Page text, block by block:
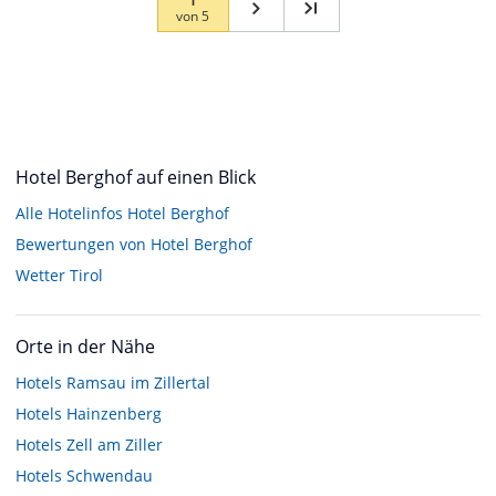
von5
Hotel Berghof auf einen Blick
Alle Hotelinfos Hotel Berghof
Bewertungen von Hotel Berghof
Wetter Tirol
Orte in der Nähe
Hotels Ramsau im Zillertal
Hotels Hainzenberg
Hotels Zell am Ziller
Hotels Schwendau